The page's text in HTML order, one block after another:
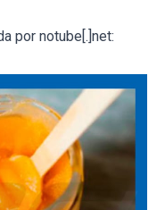
por notube[.]net: